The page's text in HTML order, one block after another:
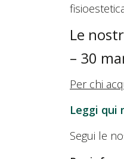
Le
– 30
Per chi
Leggi qui
Segui le